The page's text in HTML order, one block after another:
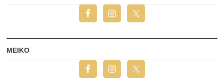
MEIKO